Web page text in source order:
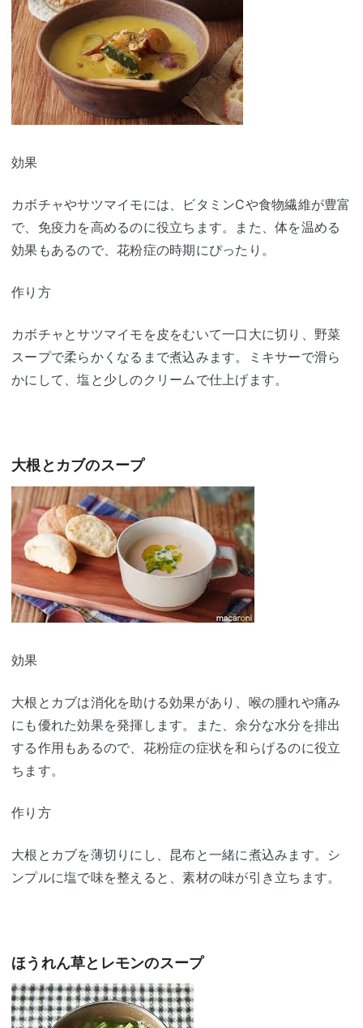
効果
カボチャやサツマイモには、ビタミンCや食物繊維が豊富
で、免疫力を高めるのに役立ちます。また、体を温める
効果もあるので、花粉症の時期にぴったり。
作り方
カボチャとサツマイモを皮をむいて一口大に切り、野菜
スープで柔らかくなるまで煮込みます。ミキサーで滑ら
かにして、塩と少しのクリームで仕上げます。
大根とカブのスープ
効果
大根とカブは消化を助ける効果があり、喉の腫れや痛み
にも優れた効果を発揮します。また、余分な水分を排出
する作用もあるので、花粉症の症状を和らげるのに役立
ちます。
作り方
大根とカブを薄切りにし、昆布と一緒に煮込みます。シ
ンプルに塩で味を整えると、素材の味が引き立ちます。
ほうれん草とレモンのスープ